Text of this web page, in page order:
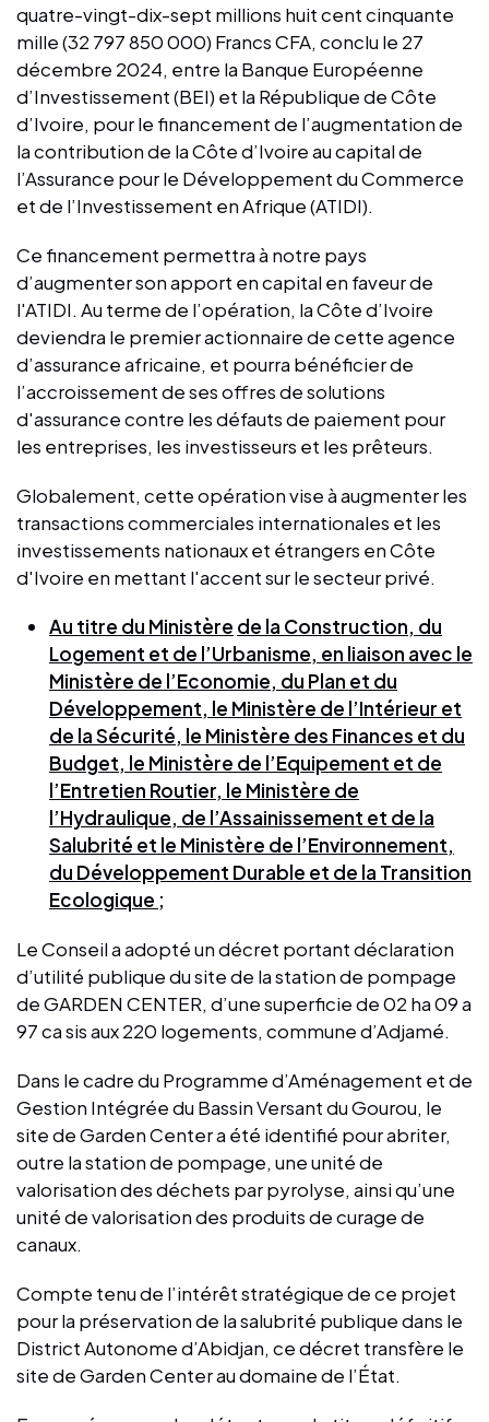
quatre-vingt-dix-sept millions huit cent cinquante
mille (32 797 850 000) Francs CFA, conclu le 27
décembre 2024, entre la Banque Européenne
d’Investissement (BEI) et la République de Côte
d’Ivoire, pour le financement de l’augmentation de
la contribution de la Côte d’Ivoire au capital de
l’Assurance pour le Développement du Commerce
et de l’Investissement en Afrique (ATIDI).
Ce financement permettra à notre pays
d’augmenter son apport en capital en faveur de
l'ATIDI. Au terme de l’opération, la Côte d’Ivoire
deviendra le premier actionnaire de cette agence
d’assurance africaine, et pourra bénéficier de
l’accroissement de ses offres de solutions
d'assurance contre les défauts de paiement pour
les entreprises, les investisseurs et les prêteurs.
Globalement, cette opération vise à augmenter les
transactions commerciales internationales et les
investissements nationaux et étrangers en Côte
d'Ivoire en mettant l'accent sur le secteur privé.
Au titre du Ministère de la Construction, du
Logement et de l’Urbanisme, en liaison avec le
Ministère de l’Economie, du Plan et du
Développement, le Ministère de l’Intérieur et
de la Sécurité, le Ministère des Finances et du
Budget, le Ministère de l’Equipement et de
l’Entretien Routier, le Ministère de
l’Hydraulique, de l’Assainissement et de la
Salubrité et le Ministère de l’Environnement,
du Développement Durable et de la Transition
Ecologique ;
Le Conseil a adopté un décret portant déclaration
d’utilité publique du site de la station de pompage
de GARDEN CENTER, d’une superficie de 02 ha 09 a
97 ca sis aux 220 logements, commune d’Adjamé.
Dans le cadre du Programme d’Aménagement et de
Gestion Intégrée du Bassin Versant du Gourou, le
site de Garden Center a été identifié pour abriter,
outre la station de pompage, une unité de
valorisation des déchets par pyrolyse, ainsi qu’une
unité de valorisation des produits de curage de
canaux.
Compte tenu de l’intérêt stratégique de ce projet
pour la préservation de la salubrité publique dans le
District Autonome d’Abidjan, ce décret transfère le
site de Garden Center au domaine de l’État.